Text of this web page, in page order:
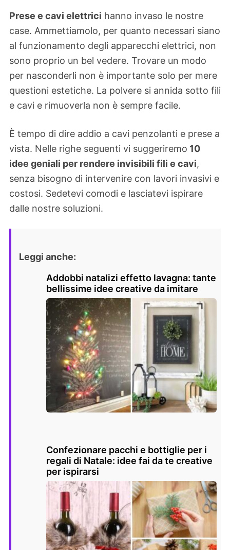
Prese e cavi elettrici hanno invaso le nostre
case. Ammettiamolo, per quanto necessari siano
al funzionamento degli apparecchi elettrici, non
sono proprio un bel vedere. Trovare un modo
per nasconderli non è importante solo per mere
questioni estetiche. La polvere si annida sotto fili
e cavi e rimuoverla non è sempre facile.
È tempo di dire addio a cavi penzolanti e prese a
vista. Nelle righe seguenti vi suggeriremo 10
idee geniali per rendere invisibili fili e cavi,
senza bisogno di intervenire con lavori invasivi e
costosi. Sedetevi comodi e lasciatevi ispirare
dalle nostre soluzioni.
Leggi anche:
Addobbi natalizi effetto lavagna: tante
bellissime idee creative da imitare
Confezionare pacchi e bottiglie per i
regali di Natale: idee fai da te creative
per ispirarsi